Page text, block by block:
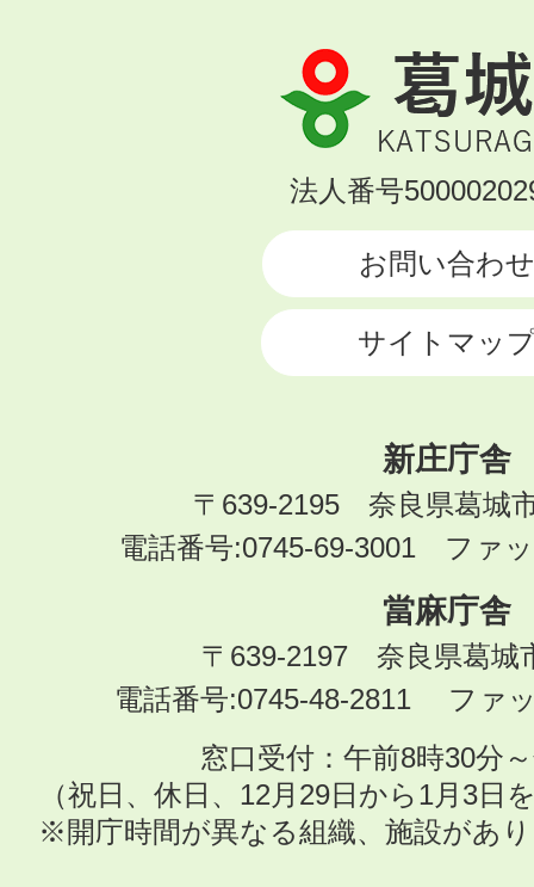
葛
城
市
KATSURAGI
法人番号
お問い合わせ
サイトマッ
新庄庁舎
〒639-2195 奈良県葛城
電話番号:0745-69-3001 ファ
當麻庁舎
〒639-2197 奈良県葛城
電話番号:0745-48-2811 ファ
窓口受付：午前8時30分
（祝日、休日、12月29日から1月3日
※開庁時間が異なる組織、施設があ